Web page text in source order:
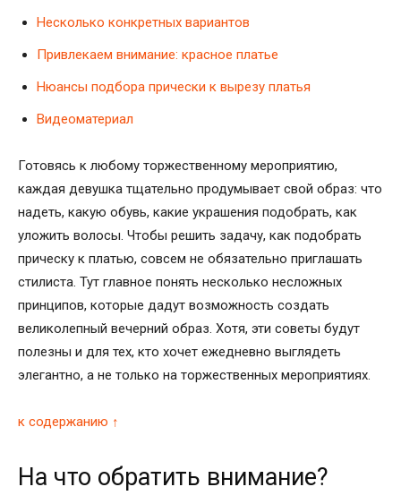
Несколько конкретных вариантов
Привлекаем внимание: красное платье
Нюансы подбора прически к вырезу платья
Видеоматериал
Готовясь к любому торжественному мероприятию,
каждая девушка тщательно продумывает свой образ: что
надеть, какую обувь, какие украшения подобрать, как
уложить волосы. Чтобы решить задачу, как подобрать
прическу к платью, совсем не обязательно приглашать
стилиста. Тут главное понять несколько несложных
принципов, которые дадут возможность создать
великолепный вечерний образ. Хотя, эти советы будут
полезны и для тех, кто хочет ежедневно выглядеть
элегантно, а не только на торжественных мероприятиях.
к содержанию ↑
На что обратить внимание?